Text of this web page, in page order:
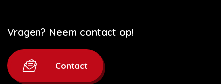
Vragen? Neem contact op!
Contact